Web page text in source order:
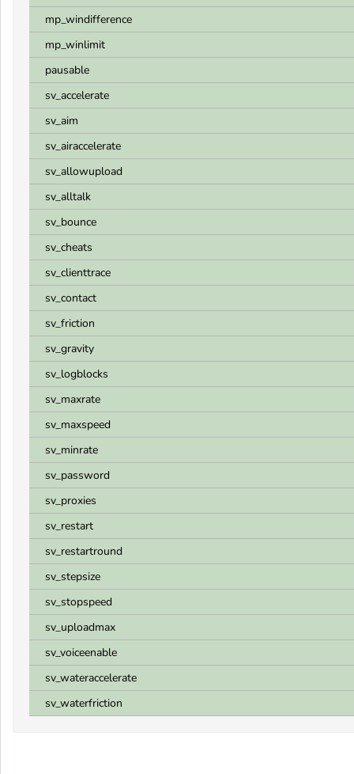
mp_windifference
mp_winlimit
pausable
sv_accelerate
sv_aim
sv_airaccelerate
sv_allowupload
sv_alltalk
sv_bounce
sv_cheats
sv_clienttrace
sv_contact
sv_friction
sv_gravity
sv_logblocks
sv_maxrate
sv_maxspeed
sv_minrate
sv_password
sv_proxies
sv_restart
sv_restartround
sv_stepsize
sv_stopspeed
sv_uploadmax
sv_voiceenable
sv_wateraccelerate
sv_waterfriction